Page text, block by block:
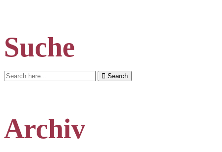
Suche
Search
for:
Search
Archiv